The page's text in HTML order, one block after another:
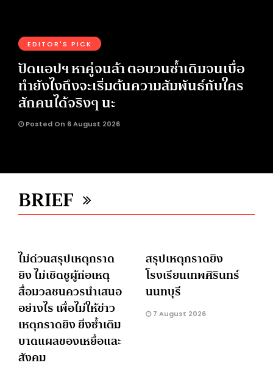
EDITOR'S PICK
ปัดแอปฯ หาคู่จนล้า ตอบวนซ้ำเดิมจนเบื่อ
ทำยังไงถึงจะเริ่มต้นความสัมพันธ์กับใคร
สักคนได้จริงๆ นะ
Posted On 6 August 2026
BRIEF
ไม่ด่วนสรุปเหตุกราด
ยิง ไม่เชิดชูผู้ก่อเหตุ
สื่อมวลชนควรนำเสนอ
อย่างไร เพื่อไม่ให้ข่าว
เหตุกราดยิง ยิ่งซ้ำเติม
บาดแผลของเหยื่อและ
สังคม
สรุปเหตุกราดยิง
โรงเรียนเทพศิรินทร์
นนทบุรี
7 August 2026